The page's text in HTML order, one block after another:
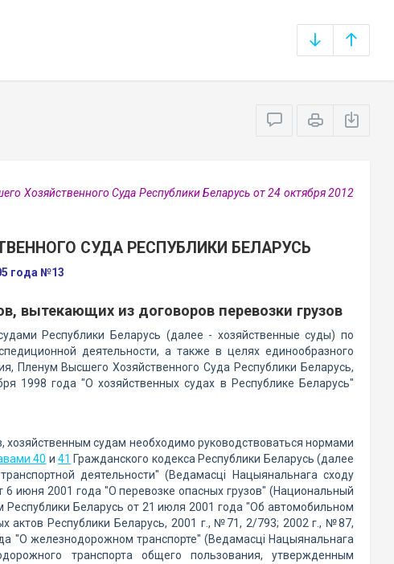
Хозяйственного Суда Республики Беларусь от 24 октября 2012
СУДА РЕСПУБЛИКИ БЕЛАРУСЬ
года №13
вытекающих из договоров перевозки грузов
Республики Беларусь (далее - хозяйственные суды) по
деятельности, а также в целях единообразного
Пленум Высшего Хозяйственного Суда Республики Беларусь,
1998 года "О хозяйственных судах в Республике Беларусь"
судам необходимо руководствоваться нормами
40 и41 Гражданского кодекса Республики Беларусь (далее
деятельности" (Ведамасцi Нацыянальнага сходу
6 июня 2001 года "О перевозке опасных грузов" (Национальный
Беларусь от 21 июля 2001 года "Об автомобильном
актов Республики Беларусь, 2001 г., №71, 2/793; 2002 г., №87,
"О железнодорожном транспорте" (Ведамасцi Нацыянальнага
транспорта общего пользования, утвержденным